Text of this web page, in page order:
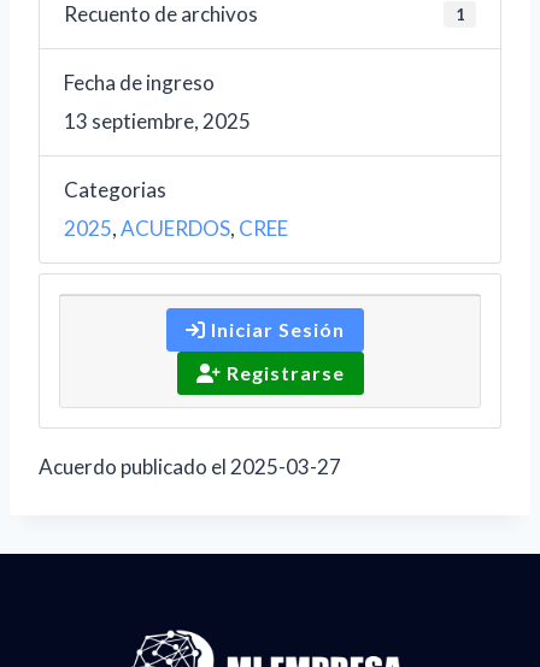
Recuento de archivos 1
Fecha de ingreso
13 septiembre, 2025
Categorias
2025,ACUERDOS, CREE
Iniciar Sesión
Registrarse
Acuerdo publicado el 2025-03-27